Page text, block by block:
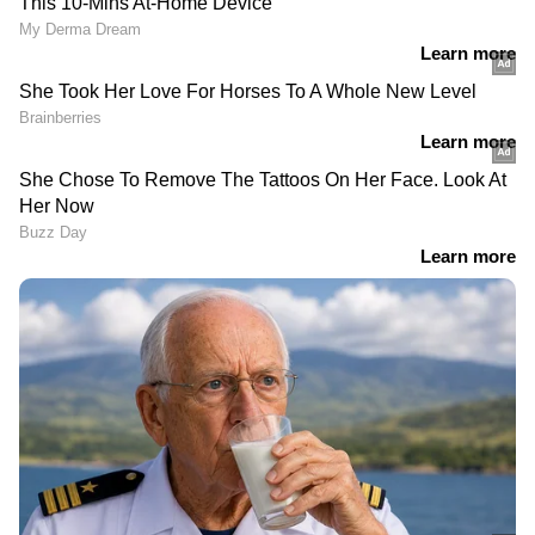
DOWNLOAD APP
ഇന്ത്യയിലെയും ലോകമെമ്പാടുമുള്ള എല്ലാ
അറിയാൻ എപ്പോഴും ഏഷ്യാനെറ്റ്
ന്യൂസ് വാർത്തകൾ.
Malayalam News
തത്സമയ അപ്‌ഡേറ്റുകളും ആഴത്തിലുള്ള
വിശകലനവും സമഗ്രമായ റിപ്പോർട്ടിംഗും —
എല്ലാം ഒരൊറ്റ സ്ഥലത്ത്. ഏത് സമയത്തും,
എവിടെയും വിശ്വസനീയമായ വാർത്തകൾ
ലഭിക്കാൻ
Asianet News Malayalam